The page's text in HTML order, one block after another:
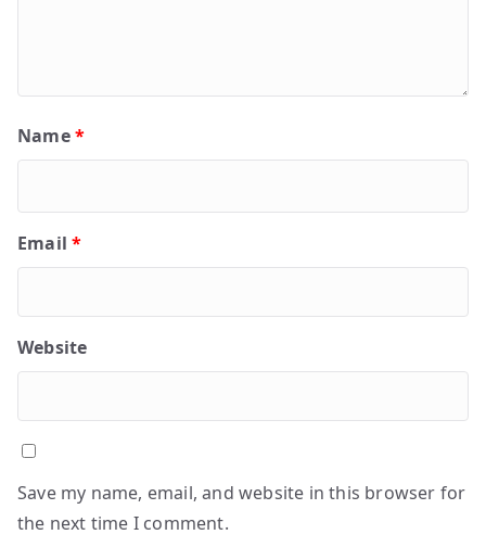
Name*
Email*
Website
Save my name, email, and website in this browser for
the next time I comment.